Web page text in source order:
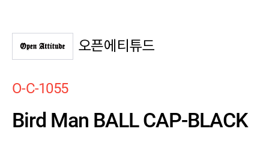
오픈에티튜드
O-C-1055
Bird Man BALL CAP-BLACK